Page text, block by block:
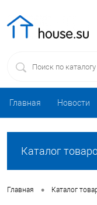
Главная Новости
Каталог
Главная • Каталог